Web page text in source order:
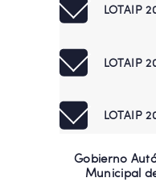
LOTAIP
LOTAIP
LOTAIP
Gobierno
Municipal